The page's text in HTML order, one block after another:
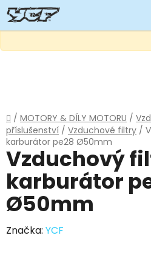
Domů
/ MOTORY & DÍLY MOTORU /
příslušenství / Vzduchové filtry /
karburátor pe28 Ø50mm
Vzduchový
karburátor
Ø50mm
Značka: YCF